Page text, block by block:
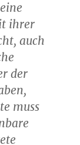
ihrer
auch
der
muss